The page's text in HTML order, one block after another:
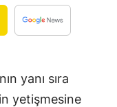
Diyarbakır
Edirne
Erzincan
yanı sıra
yetişmesine